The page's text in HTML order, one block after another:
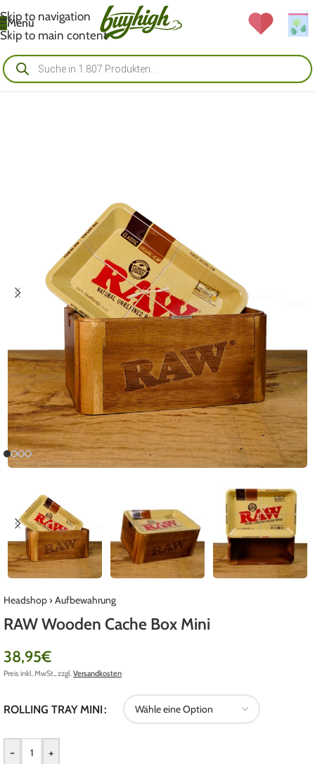
Skip to navigation
Skip to main content
Menü
Headshop› Aufbewahrung
RAW Wooden Cache Box Mini
38,95€
Preis inkl. MwSt., zzgl.Versandkosten
ROLLING TRAY MINI
- +